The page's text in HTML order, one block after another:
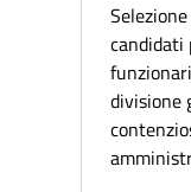
candidati
divisione